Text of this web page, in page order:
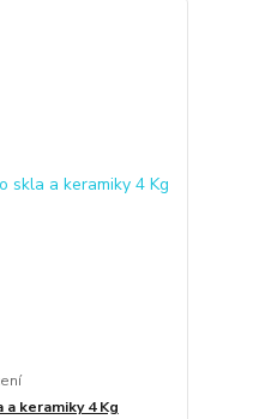
a keramiky 4 Kg